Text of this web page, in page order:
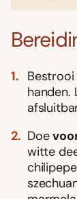
handen.
Doe
witte